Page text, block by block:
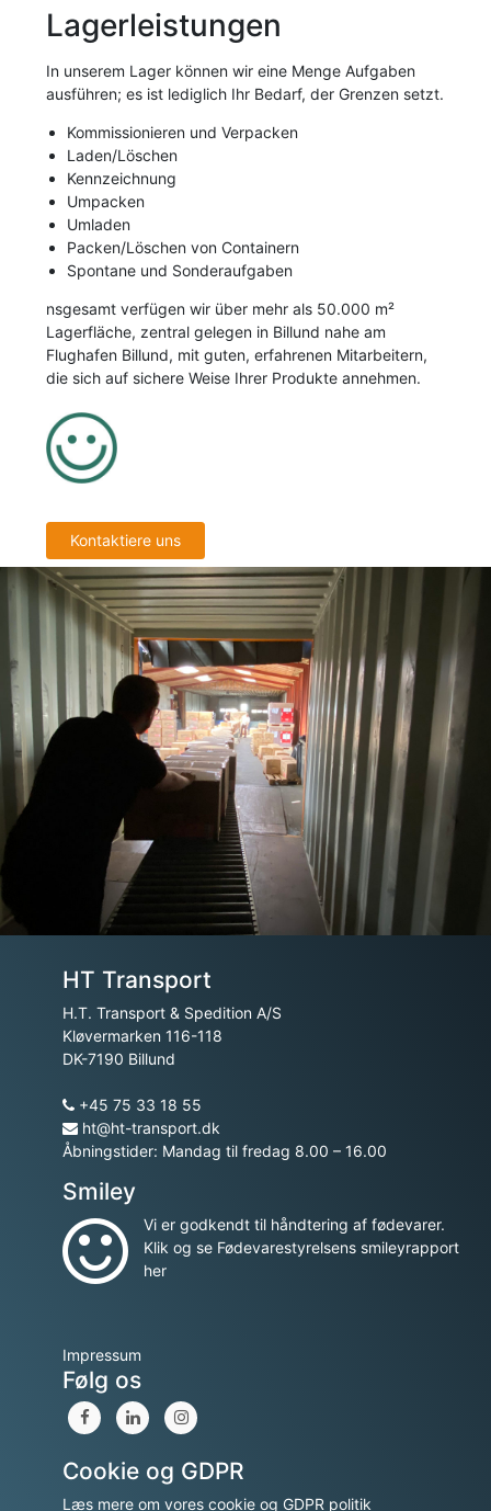
Lagerleistungen
In unserem Lager können wir eine Menge Aufgaben
ausführen; es ist lediglich Ihr Bedarf, der Grenzen setzt.
Kommissionieren und Verpacken
Laden/Löschen
Kennzeichnung
Umpacken
Umladen
Packen/Löschen von Containern
Spontane und Sonderaufgaben
nsgesamt verfügen wir über mehr als 50.000 m²
Lagerfläche, zentral gelegen in Billund nahe am
Flughafen Billund, mit guten, erfahrenen Mitarbeitern,
die sich auf sichere Weise Ihrer Produkte annehmen.
Kontaktiere uns
HT Transport
H.T. Transport & Spedition A/S
Kløvermarken 116-118
DK-7190 Billund
+45 75 33 18 55
ht@ht-transport.dk
Åbningstider: Mandag til fredag 8.00 – 16.00
Smiley
Vi er godkendt til håndtering af fødevarer.
Klik og se Fødevarestyrelsens smileyrapport
her
Impressum
Følg os
Cookie og GDPR
Læs mere om vores cookie og GDPR politik